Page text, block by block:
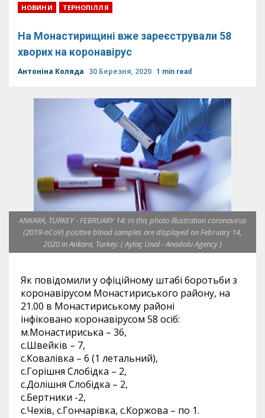
НОВИНИ ТЕРНОПІЛЛЯ
На Монастирищині вже зареєстрували 58
хворих на коронавірус
Антоніна Коляда 30 Березня, 2020 1 min read
ANKARA, TURKEY - FEBRUARY 14: In this photo illustration coronavirus
(2019-nCoV) positive blood samples are displayed on February 14,
2020 in Ankara, Turkey. ( Aytaç Ünal - Anadolu Agency )
Як повідомили у офіційному штабі боротьби з
коронавірусом Монастириського району, на
21.00 в Монастириському районі
інфіковано коронавірусом 58 осіб:
м.Монастириська – 36,
с.Швейків – 7,
с.Ковалівка – 6 (1 летальний),
с.Горішня Слобідка – 2,
с.Долішня Слобідка – 2,
с.Бертники -2,
с.Чехів, с.Гончарівка, с.Коржова – по 1.